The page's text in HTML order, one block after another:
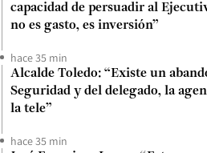
capacidad de persuadir al
no es gasto, es inversión”
hace 35 min
Alcalde Toledo: “Existe un
Seguridad y del delegado, la
la tele”
hace 35 min